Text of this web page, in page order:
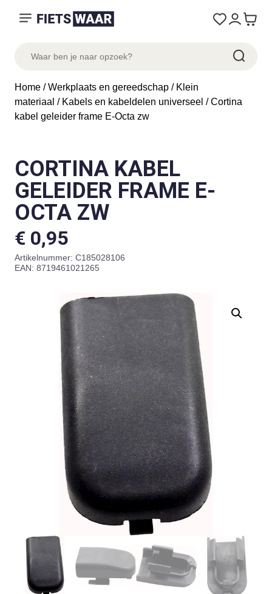
Home /Werkplaats en gereedschap / Klein
materiaal / Kabels en kabeldelen universeel / Cortina
kabel geleider frame E-Octa zw
CORTINA KABEL
GELEIDER FRAME E-
OCTA ZW
€ 0,95
Artikelnummer: C185028106
EAN: 8719461021265